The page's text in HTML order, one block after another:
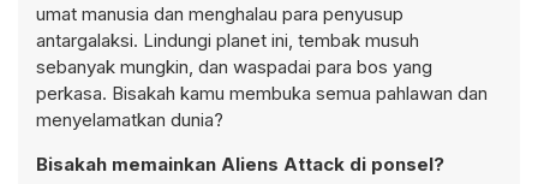
umat manusia dan menghalau para penyusup
antargalaksi. Lindungi planet ini, tembak musuh
sebanyak mungkin, dan waspadai para bos yang
perkasa. Bisakah kamu membuka semua pahlawan dan
menyelamatkan dunia?
Bisakah memainkan Aliens Attack di ponsel?